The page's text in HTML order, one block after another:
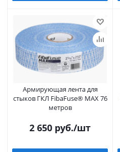
Армирующая лента для
стыков ГКЛ FibaFuse® MAX 76
метров
2 650 руб./шт